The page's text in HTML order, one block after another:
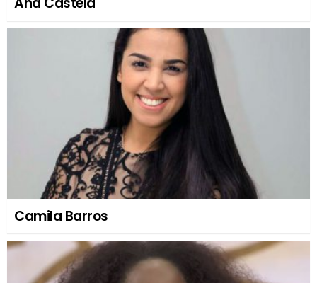
Camila Barros